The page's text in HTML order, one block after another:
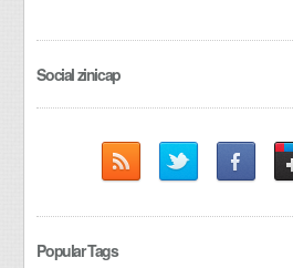
Social zinicap
Popular Tags